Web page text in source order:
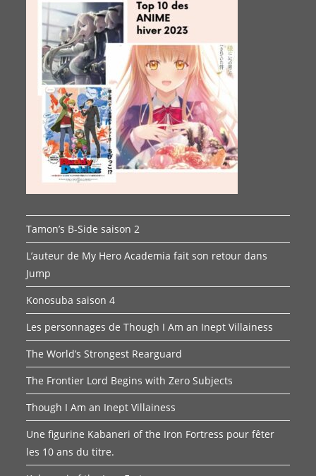
Tamon’s B-Side saison 2
L’auteur de My Hero Academia fait son retour dans
Jump
Konosuba saison 4
Les personnages de Though I Am an Inept Villainess
The World’s Strongest Rearguard
The Frontier Lord Begins with Zero Subjects
Though I Am an Inept Villainess
Une figurine Kabaneri of the Iron Fortress pour fêter
les 10 ans du titre.